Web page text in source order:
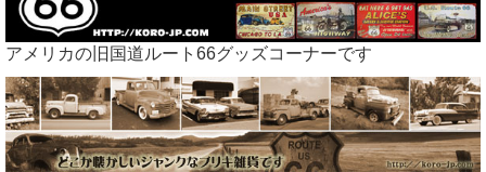
アメリカの旧国道ルート66グッズコーナーです